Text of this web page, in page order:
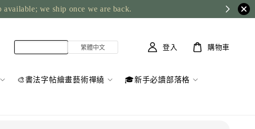
we ship once we are back.
🎨書法字帖繪畫藝術禪繞 🎓新手必讀部落格
登入 購物車